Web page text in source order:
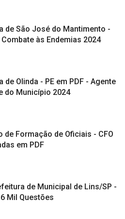
de São José do Mantimento -
às Endemias 2024
Olinda - PE em PDF - Agente
do Município 2024
de Formação de Oficiais - CFO
em PDF
de Municipal de Lins/SP -
Mil Questões